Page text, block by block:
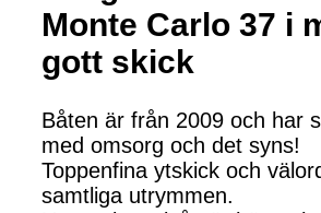
Monte Carlo 37 i
gott skick
Båten är från 2009 och har
med omsorg och det syns!
Toppenfina ytskick och
samtliga utrymmen.